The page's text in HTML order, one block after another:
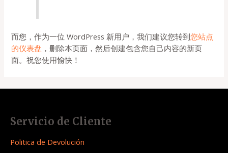
而您，作为一位 WordPress 新用户，我们建议您转到您站点
的仪表盘 ，删除本页面，然后创建包含您自己内容的新页
面。祝您使用愉快！
Servicio de Cliente
Politica de Devolución